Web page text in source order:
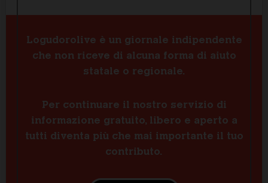
Logudorolive è un giornale indipendente
che non riceve di alcuna forma di aiuto
statale o regionale.
Per continuare il nostro servizio di
informazione gratuito, libero e aperto a
tutti diventa più che mai importante il tuo
contributo.